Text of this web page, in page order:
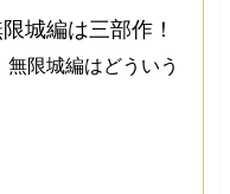
城編は三部作！
限城編はどういう